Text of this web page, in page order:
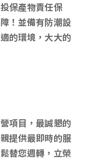
保產物責任保
！並備有防潮設
的環境，大大的
項目，最誠懇的
提供最即時的服
替您週轉，立榮